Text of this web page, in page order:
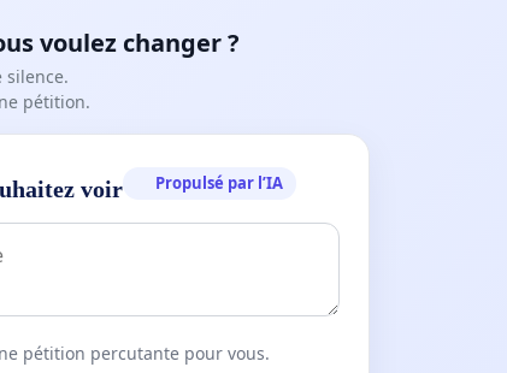
voulez changer ?
silence.
pétition.
voir Propulsé par l’IA
pétition percutante pour vous.